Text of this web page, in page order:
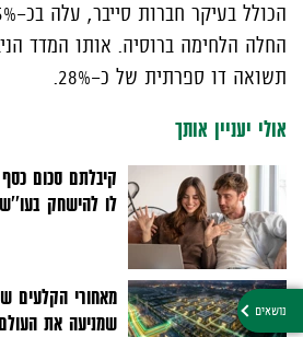
החלה הלחימה ברוסיה. אותו המדד
תשואה דו ספרתית של כ-28%.
אולי יעניין אותך
קיבלתם סכום
לו להישחק בעו''ש
שמניעה את העולם